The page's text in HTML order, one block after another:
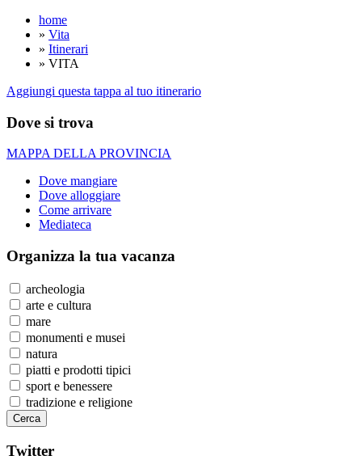
home
» Vita
» Itinerari
» VITA
Aggiungi questa tappa al tuo itinerario
Dove si trova
MAPPA DELLA PROVINCIA
Dove mangiare
Dove alloggiare
Come arrivare
Mediateca
Organizza la tua vacanza
archeologia
arte e cultura
mare
monumenti e musei
natura
piatti e prodotti tipici
sport e benessere
tradizione e religione
Twitter